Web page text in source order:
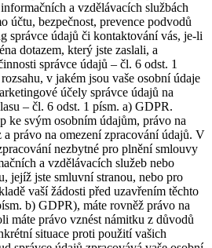
a vzdělávacích službách
účtu, bezpečnost, prevence podvodů
správce údajů či kontaktování vás, je-li
dotazem, který jste zaslali, a
správce údajů – čl. 6 odst. 1
v jakém jsou vaše osobní údaje
účely správce údajů na
– čl. 6 odst. 1 písm. a) GDPR.
ke svým osobním údajům, právo na
právo na omezení zpracování údajů. V
nezbytné pro plnění smlouvy
a vzdělávacích služeb nebo
jejíž jste smluvní stranou, nebo pro
vaší žádosti před uzavřením těchto
b) GDPR), máte rovněž právo na
máte právo vznést námitku z důvodů
situace proti použití vašich